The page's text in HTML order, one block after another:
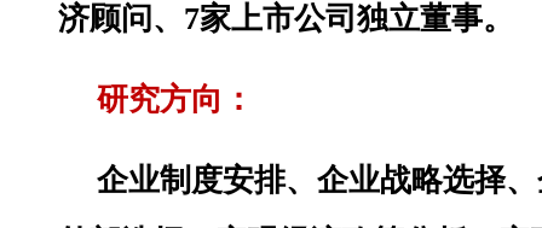
济顾问、7家上市公司独立董事。
研究方向：
企业制度安排、企业战略选择